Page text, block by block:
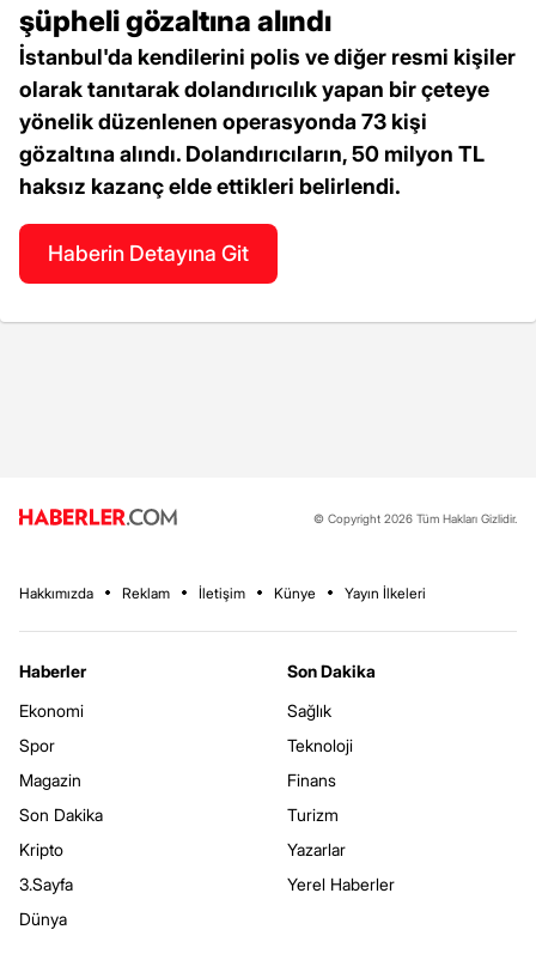
şüpheli gözaltına alındı
İstanbul'da kendilerini polis ve diğer resmi kişiler
olarak tanıtarak dolandırıcılık yapan bir çeteye
yönelik düzenlenen operasyonda 73 kişi
gözaltına alındı. Dolandırıcıların, 50 milyon TL
haksız kazanç elde ettikleri belirlendi.
Haberin Detayına Git
© Copyright 2026 Tüm Hakları Gizlidir.
Hakkımızda Reklam İletişim Künye Yayın İlkeleri
Haberler
Ekonomi
Spor
Magazin
Son Dakika
Kripto
3.Sayfa
Dünya
Son Dakika
Sağlık
Teknoloji
Finans
Turizm
Yazarlar
Yerel Haberler